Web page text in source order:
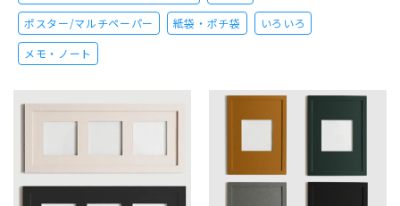
JAMのこと
お店/ワークスペース
ポスター/マルチペーパー
紙袋・ポチ袋
いろいろ
メモ・ノート